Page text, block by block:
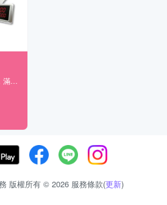
版權所有 © 2026 服務條款(更新)